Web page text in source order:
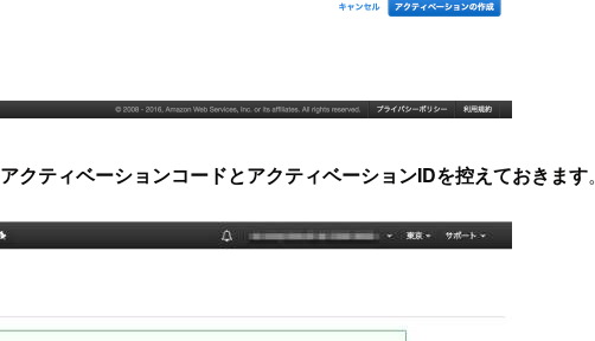
アクティベーションコードとアクティベーションIDを控えておきます。